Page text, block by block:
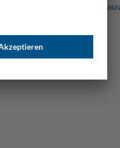
Durch die leichte